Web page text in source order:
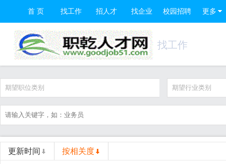
首 页 找工作 招人才 找企业 校园招聘 更多
找工作
期望职位类别 期望行业类别
更新时间 按相关度